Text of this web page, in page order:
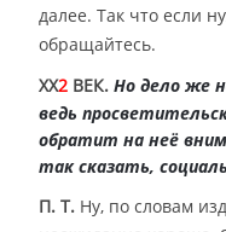
далее. Так что если
обращайтесь.
XX2 ВЕК. Но дело же
ведь
обратит на неё
так сказать,
П. Т. Ну, по словам